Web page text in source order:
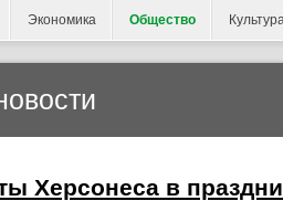
Экономика Общество
Херсонеса в